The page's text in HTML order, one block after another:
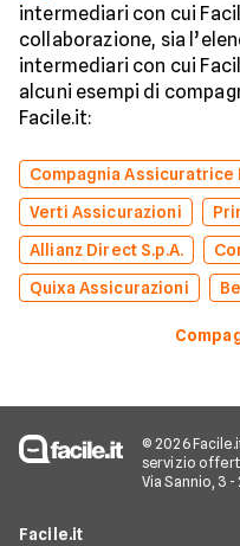
intermediari con cui
collaborazione, sia
intermediari con cui
alcuni esempi di
Facile.it:
Compagnia Assicuratrice
Verti Assicurazioni
Allianz Direct S.p.A.
Quixa Assicurazioni
© 2026
servizio
Via Sannio, 3 -
Facile.it